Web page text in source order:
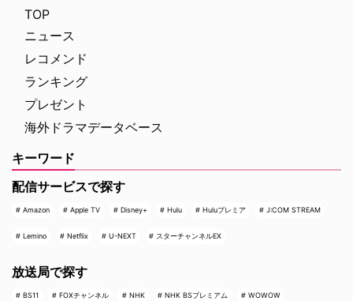
TOP
ニュース
レコメンド
ランキング
プレゼント
海外ドラマデータベース
キーワード
配信サービスで探す
Amazon Apple TV Disney+ Hulu Huluプレミア J:COM STREAM
Lemino Netflix U-NEXT スターチャンネルEX
放送局で探す
BS11 FOXチャンネル NHK NHK BSプレミアム WOWOW